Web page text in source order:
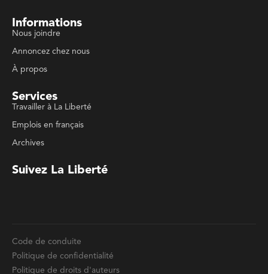
Services
Travailler à La Liberté
Emplois en français
Suivez La Liberté
La Liberté © 2023